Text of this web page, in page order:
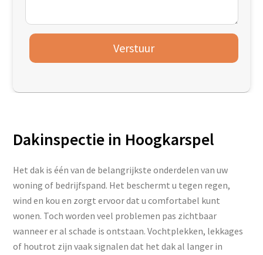
Verstuur
Dakinspectie in Hoogkarspel
Het dak is één van de belangrijkste onderdelen van uw
woning of bedrijfspand. Het beschermt u tegen regen,
wind en kou en zorgt ervoor dat u comfortabel kunt
wonen. Toch worden veel problemen pas zichtbaar
wanneer er al schade is ontstaan. Vochtplekken, lekkages
of houtrot zijn vaak signalen dat het dak al langer in